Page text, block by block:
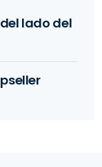
lado del